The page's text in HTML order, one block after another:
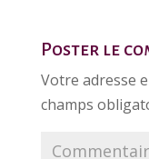
Poster le
Votre adresse
champs